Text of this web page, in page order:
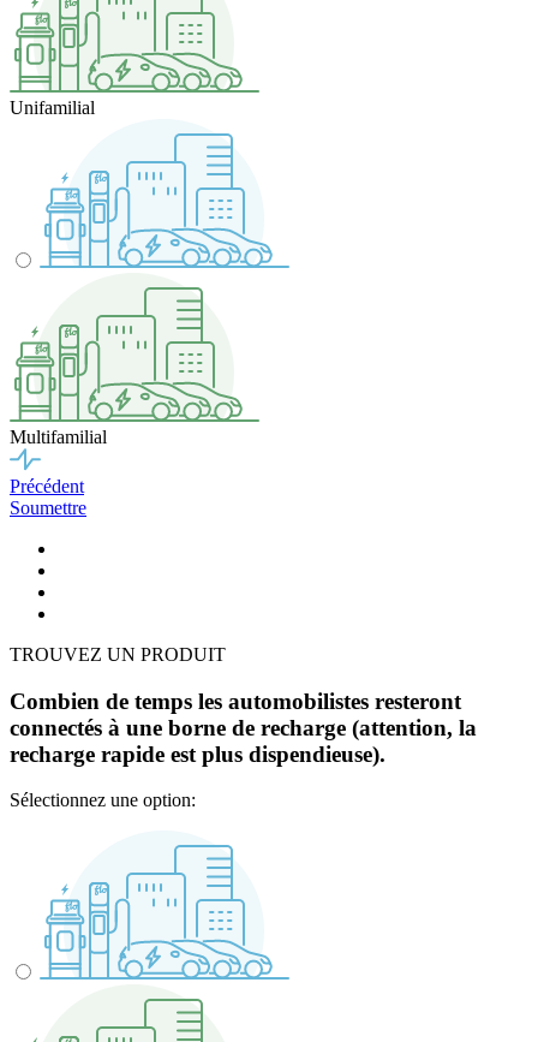
Unifamilial
Multifamilial
Précédent
Soumettre
TROUVEZ UN PRODUIT
Combien de temps les automobilistes resteront
connectés à une borne de recharge (attention, la
recharge rapide est plus dispendieuse).
Sélectionnez une option: